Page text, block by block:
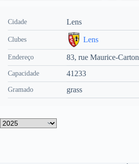
Cidade Lens
Clubes Lens
Endereço 83, rue Maurice-Carton
Capacidade 41233
Gramado grass